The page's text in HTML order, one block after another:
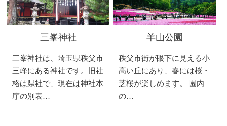
三峯神社
三峯神社は、埼玉県秩父市
三峰にある神社です。旧社
格は県社で、現在は神社本
庁の別表…
羊山公園
秩父市街が眼下に見える小
高い丘にあり、春には桜・
芝桜が楽しめます。 園内
の…